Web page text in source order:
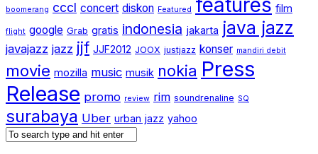
boomerang cccl concert diskon Featured features film
flight google Grab gratis indonesia jakarta java jazz
javajazz jazz jjf JJF2012 JOOX justjazz konser mandiri debit
movie mozilla music musik nokia Press
Release promo review rim soundrenaline SQ
surabaya Uber urban jazz yahoo